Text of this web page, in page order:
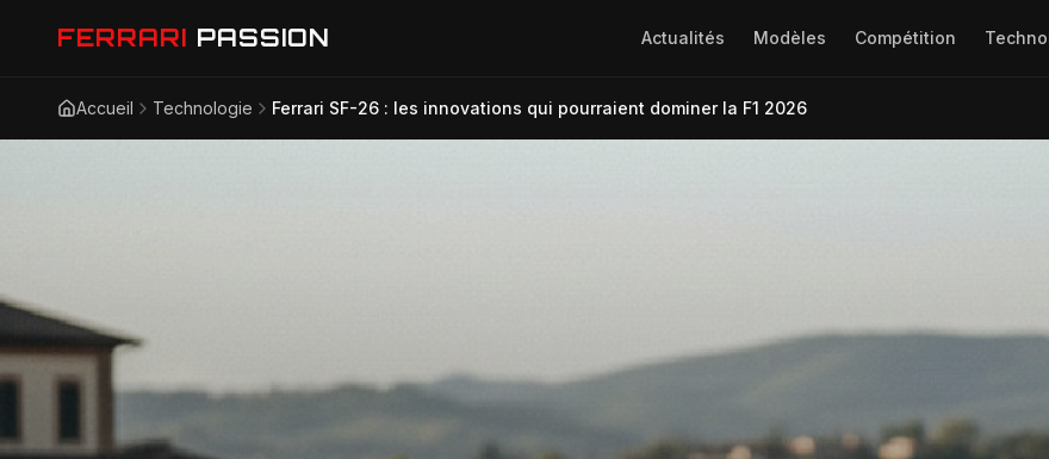
FERRARI PASSION Actualités Modèles Compétition
Accueil Technologie Ferrari SF-26 : les innovations qui pourraient dominer la F1 2026